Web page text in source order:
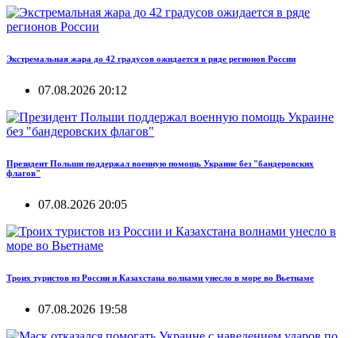
Экстремальная жара до 42 градусов ожидается в ряде регионов России
07.08.2026 20:12
Президент Польши поддержал военную помощь Украине без "бандеровских
флагов"
07.08.2026 20:05
Троих туристов из России и Казахстана волнами унесло в море во Вьетнаме
07.08.2026 19:58